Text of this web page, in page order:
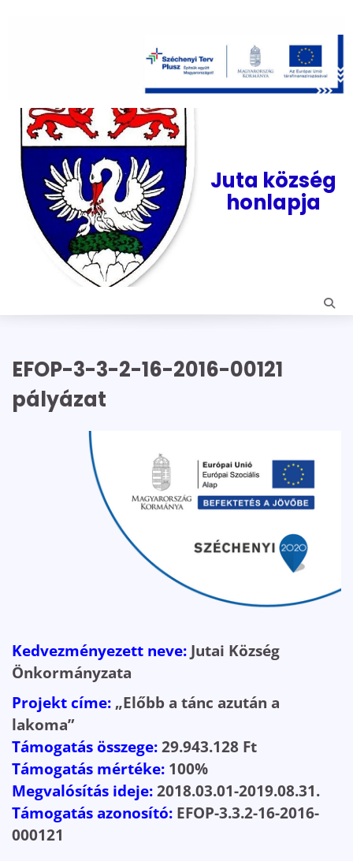
content
Juta község
honlapja
EFOP-3-3-2-16-2016-00121
pályázat
Kedvezményezett neve: Jutai Község
Önkormányzata
Projekt címe: „Előbb a tánc azután a
lakoma”
Támogatás összege: 29.943.128 Ft
Támogatás mértéke: 100%
Megvalósítás ideje: 2018.03.01-2019.08.31.
Támogatás azonosító: EFOP-3.3.2-16-2016-
000121